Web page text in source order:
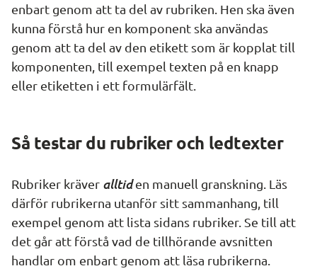
enbart genom att ta del av rubriken. Hen ska även
kunna förstå hur en komponent ska användas
genom att ta del av den etikett som är kopplat till
komponenten, till exempel texten på en knapp
eller etiketten i ett formulärfält.
Så testar du rubriker och ledtexter
Rubriker kräver alltid en manuell granskning. Läs
därför rubrikerna utanför sitt sammanhang, till
exempel genom att lista sidans rubriker. Se till att
det går att förstå vad de tillhörande avsnitten
handlar om enbart genom att läsa rubrikerna.